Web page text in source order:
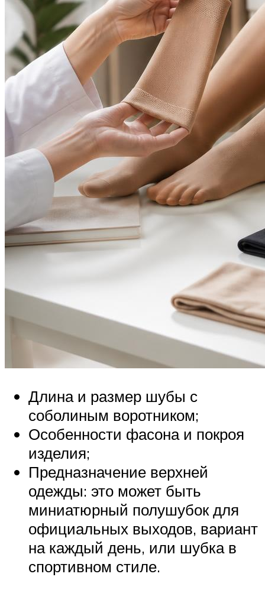
Длина и размер шубы с
соболиным воротником;
Особенности фасона и покроя
изделия;
Предназначение верхней
одежды: это может быть
миниатюрный полушубок для
официальных выходов, вариант
на каждый день, или шубка в
спортивном стиле.